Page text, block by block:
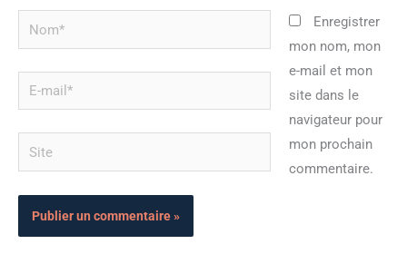
Nom*
mail*
Site
Enregistrer
mon nom, mon
e-mail et mon
site dans le
navigateur pour
mon prochain
commentaire.